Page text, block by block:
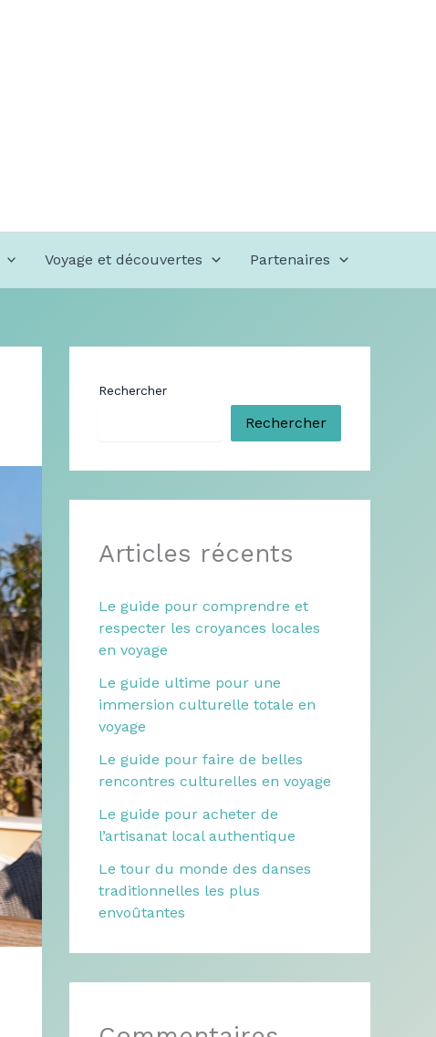
Voyage et découvertes Partenaires
Rechercher
Rechercher
Articles récents
Le guide pour comprendre et
respecter les croyances locales
en voyage
Le guide ultime pour une
immersion culturelle totale en
voyage
Le guide pour faire de belles
rencontres culturelles en voyage
Le guide pour acheter de
l’artisanat local authentique
Le tour du monde des danses
traditionnelles les plus
envoûtantes